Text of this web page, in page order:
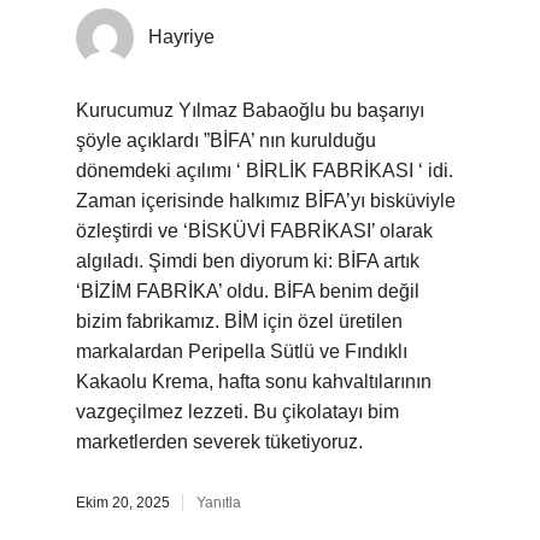
Hayriye
Kurucumuz Yılmaz Babaoğlu bu başarıyı
şöyle açıklardı ”BİFA’ nın kurulduğu
dönemdeki açılımı ‘ BİRLİK FABRİKASI ‘ idi.
Zaman içerisinde halkımız BİFA’yı bisküviyle
özleştirdi ve ‘BİSKÜVİ FABRİKASI’ olarak
algıladı. Şimdi ben diyorum ki: BİFA artık
‘BİZİM FABRİKA’ oldu. BİFA benim değil
bizim fabrikamız. BİM için özel üretilen
markalardan Peripella Sütlü ve Fındıklı
Kakaolu Krema, hafta sonu kahvaltılarının
vazgeçilmez lezzeti. Bu çikolatayı bim
marketlerden severek tüketiyoruz.
Ekim 20, 2025 Yanıtla